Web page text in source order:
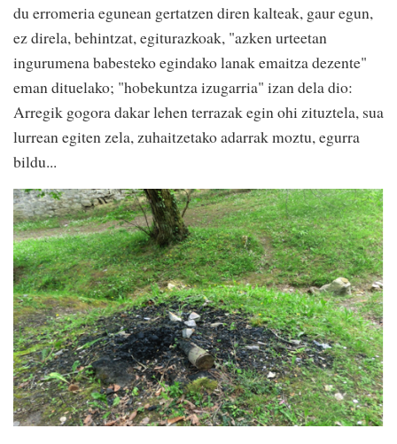
du erromeria egunean gertatzen diren kalteak, gaur egun,
ez direla, behintzat, egiturazkoak, "azken urteetan
ingurumena babesteko egindako lanak emaitza dezente"
eman dituelako; "hobekuntza izugarria" izan dela dio:
Arregik gogora dakar lehen terrazak egin ohi zituztela, sua
lurrean egiten zela, zuhaitzetako adarrak moztu, egurra
bildu...